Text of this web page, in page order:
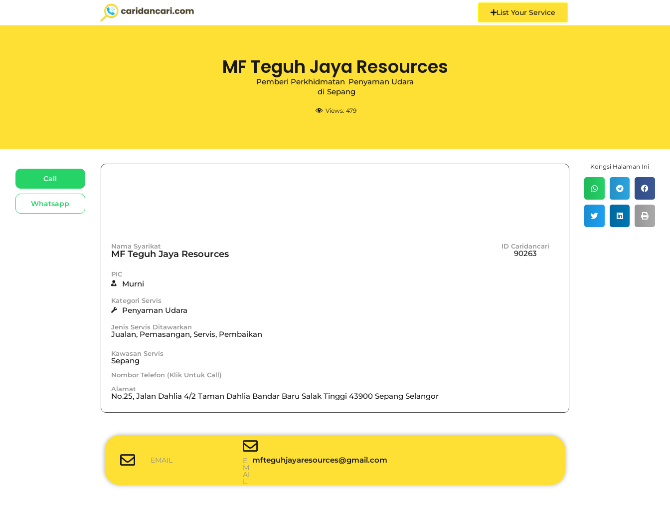
List Your Service
MF Teguh Jaya Resources
Pemberi Perkhidmatan Penyaman Udara
di Sepang
Views: 479
Call
Whatsapp
Nama Syarikat
MF Teguh Jaya Resources
ID Caridancari
90263
PIC
Murni
Kategori Servis
Penyaman Udara
Jenis Servis Ditawarkan
Jualan, Pemasangan, Servis, Pembaikan
Kawasan Servis
Sepang
Nombor Telefon (Klik Untuk Call)
Alamat
No.25, Jalan Dahlia 4/2 Taman Dahlia Bandar Baru Salak Tinggi 43900 Sepang Selangor
Kongsi Halaman Ini
EMAIL E
M
AI
L
mfteguhjayaresources@gmail.com